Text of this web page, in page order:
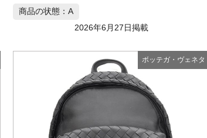
商品の状態：A
2026年6月27日掲載
ボッテガ・ヴェネタ